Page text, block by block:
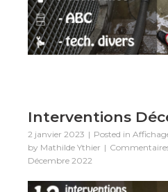
Interventions
2 janvier 2023 Posted in
by Mathilde Ythier
Décembre 2022